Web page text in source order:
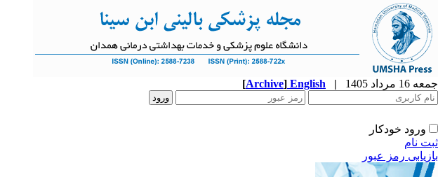
جمعه 16 مرداد 1405 |
English
[Archive]
ورود خودکار
ثبت نام
بازیابی رمز عبور